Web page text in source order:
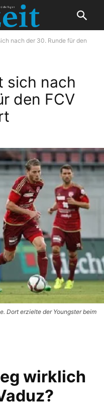
nach der 30. Runde für den
sich nach
den FCV
Dort erzielte der Youngster beim
wirklich